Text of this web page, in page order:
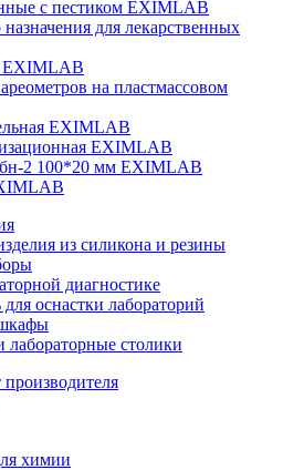
с пестиком EXIMLAB
для лекарственных
EXIMLAB
на пластмассовом
EXIMLAB
EXIMLAB
2 100*20 мм EXIMLAB
из силикона и резины
диагностике
оснастки лабораторий
столики
химии